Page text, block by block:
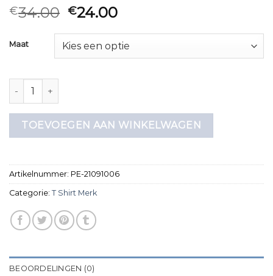
€34.00 €24.00
Maat
t shirt merk aantal
TOEVOEGEN AAN WINKELWAGEN
Artikelnummer: PE-21091006
Categorie: T Shirt Merk
BEOORDELINGEN (0)